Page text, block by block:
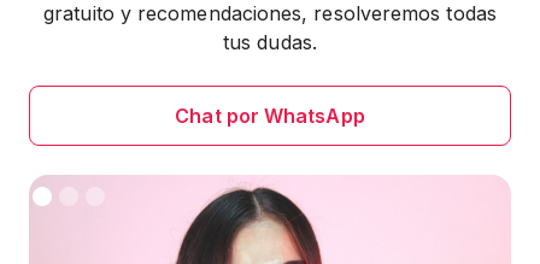
gratuito y recomendaciones, resolveremos todas
tus dudas.
Chat por WhatsApp